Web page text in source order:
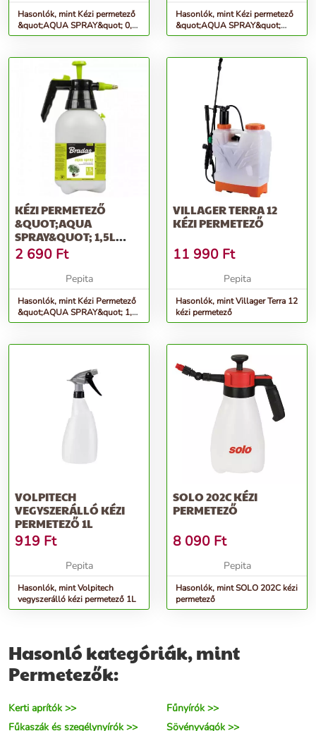
Hasonlók, mint Kézi permetező
&quot;AQUA SPRAY&quot; 0,5l
AS0050
Hasonlók, mint Kézi permetező
&quot;AQUA SPRAY&quot;
0,75l AS0075
KÉZI PERMETEZŐ
&QUOT;AQUA
SPRAY&QUOT; 1,5L
AS0150
2 690 Ft
Pepita
Hasonlók, mint Kézi Permetező
&quot;AQUA SPRAY&quot; 1,5l
AS0150
VILLAGER TERRA 12
KÉZI PERMETEZŐ
11 990 Ft
Pepita
Hasonlók, mint Villager Terra 12
kézi permetező
VOLPITECH
VEGYSZERÁLLÓ KÉZI
PERMETEZŐ 1L
919 Ft
Pepita
Hasonlók, mint Volpitech
vegyszerálló kézi permetező 1L
SOLO 202C KÉZI
PERMETEZŐ
8 090 Ft
Pepita
Hasonlók, mint SOLO 202C kézi
permetező
Hasonló kategóriák, mint
Permetezők:
Kerti aprítók >>
Fűnyírók >>
Fűkaszák és szegélynyírók >>
Sövényvágók >>